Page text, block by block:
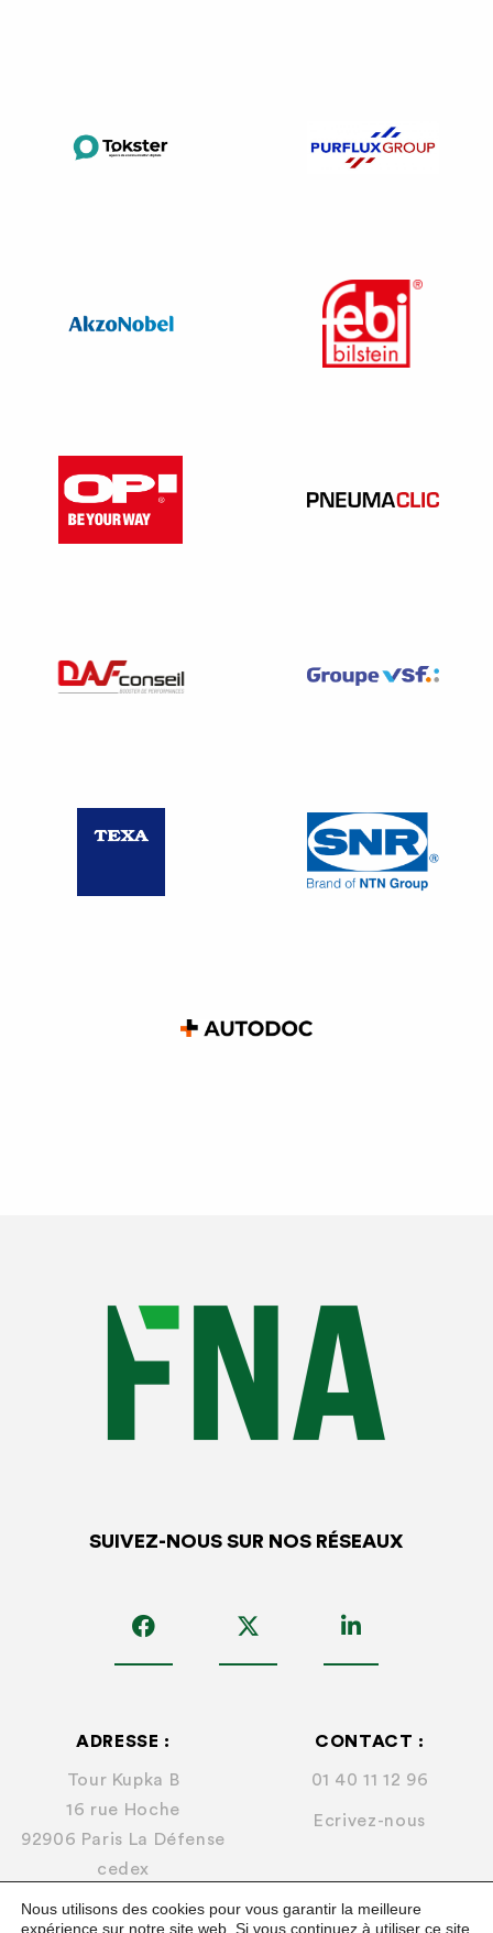
SUIVEZ-NOUS SUR NOS RÉSEAUX
ADRESSE :
Tour Kupka B
16 rue Hoche
92906 Paris La Défense
cedex
CONTACT :
01 40 11 12 96
Ecrivez-nous
Nous utilisons des cookies pour vous garantir la meilleure
expérience sur notre site web. Si vous continuez à utiliser ce site,